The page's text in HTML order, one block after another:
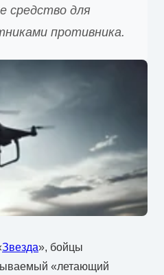
средство для
противника.
Звезда», бойцы
«летающий